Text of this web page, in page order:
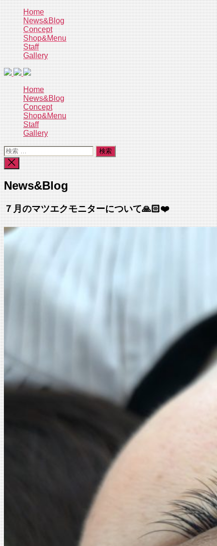
コ
ン
テ
ン
ツ
へ
ス
キ
ッ
プ
Home
News&Blog
Concept
Shop&Menu
Staff
Gallery
Home
News&Blog
Concept
Shop&Menu
Staff
Gallery
検
索
対
象:
検
索
を
閉
じ
る
News&Blog
７月のマツエクモニターについて🙏🏻❤️